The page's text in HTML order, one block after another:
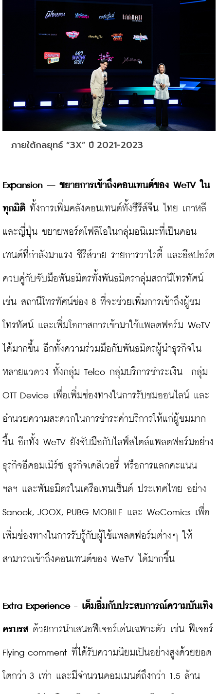
ภายใต้กลยุทธ์ “3X” ปี 2021-2023
Expansion – ขยายการเข้าถึงคอนเทนต์ของ WeTV ใน
ทุกมิติ ทั้งการเพิ่มคลังคอนเทนต์ทั้งซีรีส์จีน ไทย เกาหลี
และญี่ปุ่น ขยายพอร์ตโฟลิโอในกลุ่มอนิเมะที่เป็นคอน
เทนต์ที่กำลังมาแรง ซีรีส์วาย รายการวาไรตี้ และอีสปอร์ต
ควบคู่กับจับมือพันธมิตรทั้งพันธมิตรกลุ่มสถานีโทรทัศน์
เช่น สถานีโทรทัศน์ช่อง 8 ที่จะช่วยเพิ่มการเข้าถึงผู้ชม
โทรทัศน์ และเพิ่มโอกาสการเข้ามาใช้แพลตฟอร์ม WeTV
ได้มากขึ้น อีกทั้งความร่วมมือกับพันธมิตรผู้นำธุรกิจใน
หลายแวดวง ทั้งกลุ่ม Telco กลุ่มบริการชำระเงิน  กลุ่ม
OTT Device เพื่อเพิ่มช่องทางในการรับชมออนไลน์ และ
อำนวยความสะดวกในการชำระค่าบริการให้แก่ผู้ชมมาก
ขึ้น อีกทั้ง WeTV ยังจับมือกับไลฟ์สไตล์แพลตฟอร์มอย่าง
ธุรกิจอีคอมเมิร์ซ ธุรกิจเดลิเวอรี่ หรือการแลกคะแนน
ฯลฯ และพันธมิตรในเครือเทนเซ็นต์ ประเทศไทย อย่าง
Sanook, JOOX, PUBG MOBILE และ WeComics เพื่อ
เพิ่มช่องทางในการรับรู้กับผู้ใช้แพลตฟอร์มต่างๆ ให้
สามารถเข้าถึงคอนเทนต์ของ WeTV ได้มากขึ้น
Extra Experience - เต็มอิ่มกับประสบการณ์ความบันเทิง
ครบรส ด้วยการนำเสนอฟีเจอร์เด่นเฉพาะตัว เช่น ฟีเจอร์
Flying comment ที่ได้รับความนิยมเป็นอย่างสูงด้วยยอด
โตกว่า 3 เท่า และมีจำนวนคอมเมนต์ถึงกว่า 1.5 ล้าน